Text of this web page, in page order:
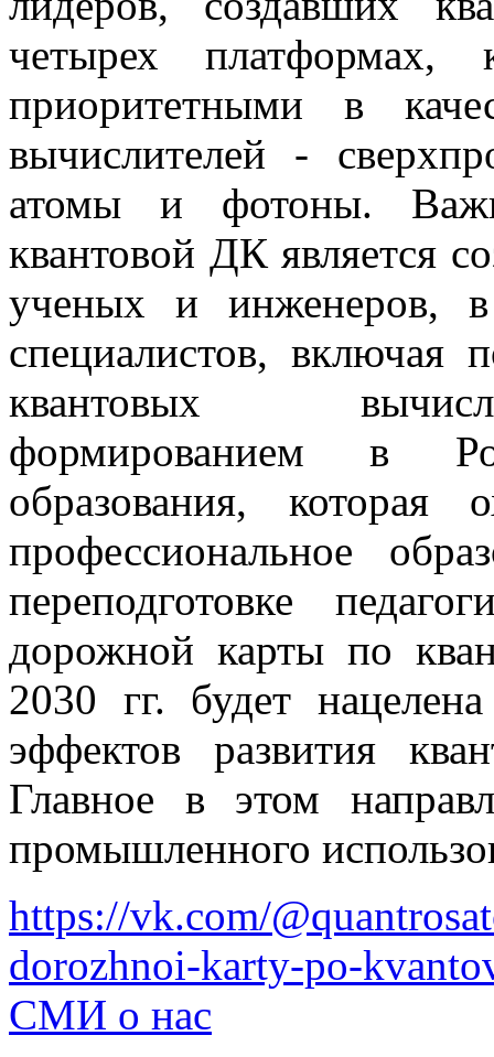
четырех
приоритетными в
вычислителей -
атомы и фотоны.
квантовой ДК является
ученых и инженеров,
специалистов, включая
квантовых
формированием в
образования,
профессиональное
переподготовке
дорожной карты по
2030 гг. будет
эффектов развития
Главное в этом
промышленного
https://vk.com/
dorozhnoi-karty-po-
СМИ о нас